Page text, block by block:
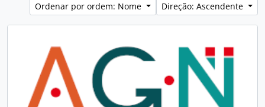
Ordenar por ordem: Nome
Direção: Ascendente